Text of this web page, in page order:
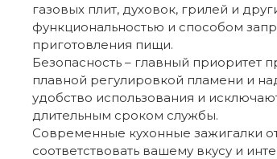
газовых плит, духовок, грилей и
функциональностью и способом
приготовления пищи.
Безопасность – главный приоритет
плавной регулировкой пламени и
удобство использования и
длительным сроком службы.
Современные кухонные зажигалки
соответствовать вашему вкусу и